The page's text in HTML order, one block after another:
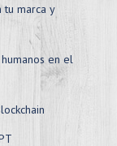
marca y
en el